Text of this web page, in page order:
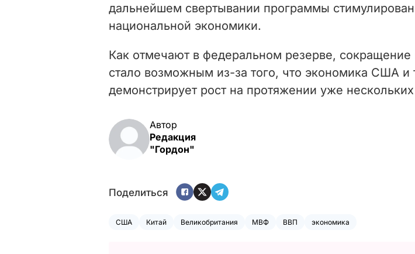
дальнейшем свертывании программы
национальной экономики.
Как отмечают в федеральном резерве,
стало возможным из-за того, что экономика США и
демонстрирует рост на протяжении уже
Автор
Редакция
"Гордон"
Поделиться
США Китай Великобритания МВФ ВВП экономика